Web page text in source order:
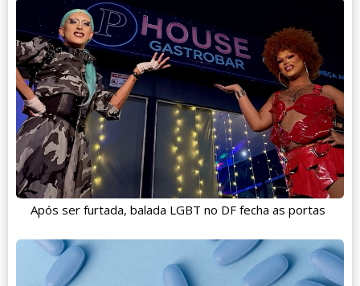
Após ser furtada, balada LGBT no DF fecha as portas